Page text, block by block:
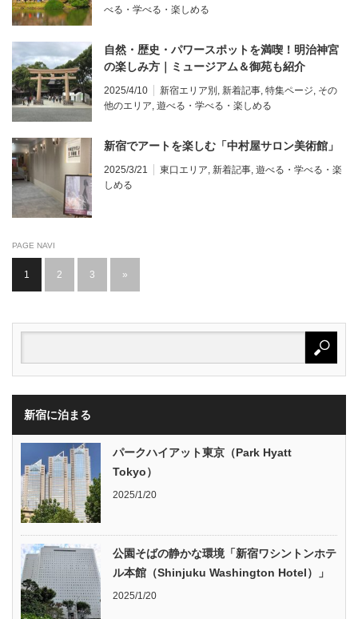
べる・学べる・楽しめる
自然・歴史・パワースポットを満喫！明治神宮
の楽しみ方｜ミュージアム＆御苑も紹介
2025/4/10 新宿エリア別 , 新着記事, 特集ページ, その
他のエリア, 遊べる・学べる・楽しめる
新宿でアートを楽しむ「中村屋サロン美術館」
2025/3/21 東口エリア, 新着記事, 遊べる・学べる・楽
しめる
PAGE NAVI
1 2 3 »
新宿に泊まる
パークハイアット東京（Park Hyatt
Tokyo）
2025/1/20
公園そばの静かな環境「新宿ワシントンホテ
ル本館（Shinjuku Washington Hotel）」
2025/1/20